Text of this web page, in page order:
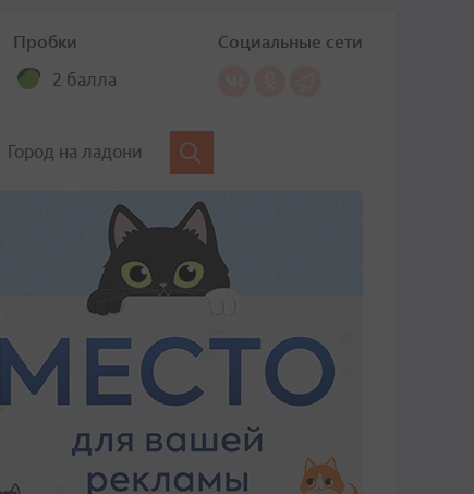
Пробки
2 балла
Социальные сети
Город на ладони